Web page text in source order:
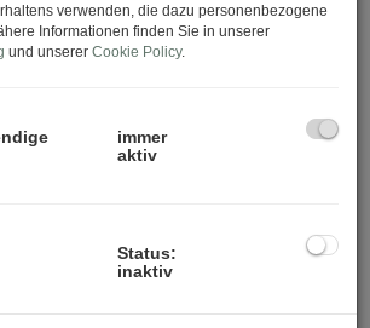
verwenden, die dazu personenbezogene
Informationen finden Sie in unserer
und unserer Cookie Policy.
immer
aktiv
Status:
inaktiv